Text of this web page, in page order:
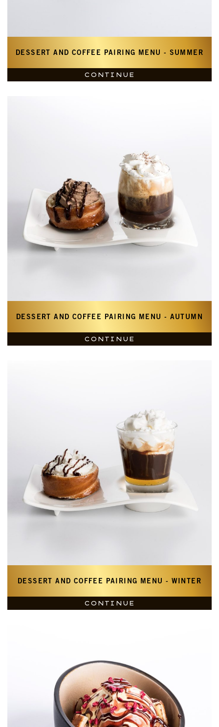
DESSERT AND COFFEE PAIRING MENU - SUMMER
CONTINUE
DESSERT AND COFFEE PAIRING MENU - AUTUMN
CONTINUE
DESSERT AND COFFEE PAIRING MENU - WINTER
CONTINUE